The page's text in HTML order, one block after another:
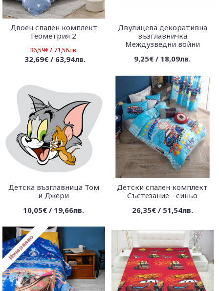
Двоен спален комплект
Геометрия 2
36,59€ / 71,56лв.
32,69€ / 63,94лв.
Двулицева декоративна
възглавничка
Междузведни войни
9,25€ / 18,09лв.
Детска възглавница Том
и Джери
10,05€ / 19,66лв.
Детски спален комплект
Състезание - синьо
26,35€ / 51,54лв.